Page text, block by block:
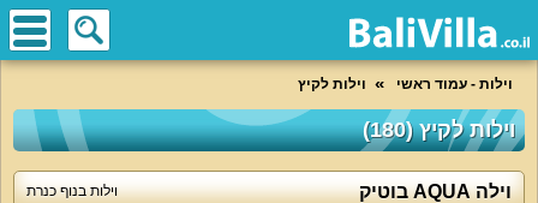
וילות - עמוד ראשי וילות לקיץ
וילות לקיץ (180)
וילה AQUA בוטיק וילות בנוף כנרת